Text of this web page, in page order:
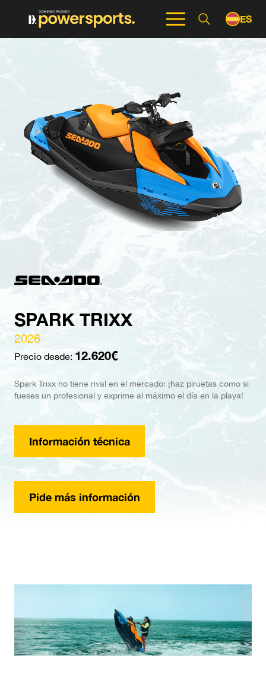
ES
SPARK TRIXX
2026
Precio desde: 12.620€
Spark Trixx no tiene rival en el mercado: ¡haz piruetas como si
fueses un profesional y exprime al máximo el día en la playa!
Información técnica
Pide más información